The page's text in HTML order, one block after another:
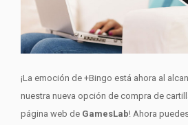
¡La emoción de +Bingo está ahora al
nuestra nueva opción de compra de
página web de GamesLab! Ahora